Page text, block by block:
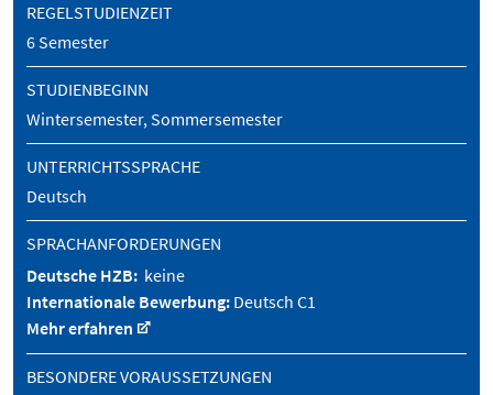
REGELSTUDIENZEIT
6 Semester
STUDIENBEGINN
Wintersemester, Sommersemester
UNTERRICHTSSPRACHE
Deutsch
SPRACHANFORDERUNGEN
Deutsche HZB: keine
Internationale Bewerbung: Deutsch C1
Mehr erfahren
BESONDERE VORAUSSETZUNGEN